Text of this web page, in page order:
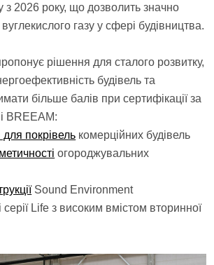
з 2026 року, що дозволить значно
газу у сфері будівництва.
рішення для сталого розвитку,
будівель та
більше балів при сертифікації за
BREEAM:
покрівель комерційних будівель
огороджувальних
Sound Environment
Life з високим вмістом вторинної